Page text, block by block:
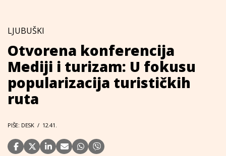
LJUBUŠKI
Otvorena konferencija
Mediji i turizam: U fokusu
popularizacija turističkih
ruta
PIŠE: DESK / 12.41.